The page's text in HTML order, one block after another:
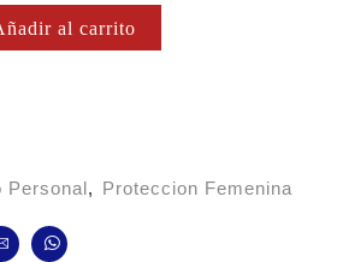
al carrito
Personal , Proteccion Femenina